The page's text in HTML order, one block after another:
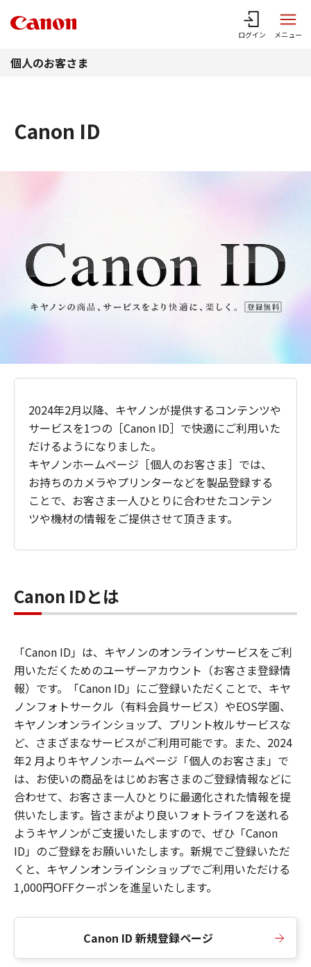
ログイン メニュー
個人のお客さま
Canon ID
2024年2月以降、キヤノンが提供するコンテンツや
サービスを1つの［Canon ID］で快適にご利用いた
だけるようになりました。
キヤノンホームページ［個人のお客さま］では、
お持ちのカメラやプリンターなどを製品登録する
ことで、お客さま一人ひとりに合わせたコンテン
ツや機材の情報をご提供させて頂きます。
Canon IDとは
「Canon ID」は、キヤノンのオンラインサービスをご利
用いただくためのユーザーアカウント（お客さま登録情
報）です。「Canon ID」にご登録いただくことで、キヤ
ノンフォトサークル（有料会員サービス）やEOS学園、
キヤノンオンラインショップ、プリント枚ルサービスな
ど、さまざまなサービスがご利用可能です。また、2024
年2 月よりキヤノンホームページ「個人のお客さま」で
は、お使いの商品をはじめお客さまのご登録情報などに
合わせて、お客さま一人ひとりに最適化された情報を提
供いたします。皆さまがより良いフォトライフを送れる
ようキヤノンがご支援いたしますので、ぜひ「Canon
ID」のご登録をお願いいたします。新規でご登録いただ
くと、キヤノンオンラインショップでご利用いただける
1,000円OFFクーポンを進呈いたします。
Canon ID 新規登録ページ